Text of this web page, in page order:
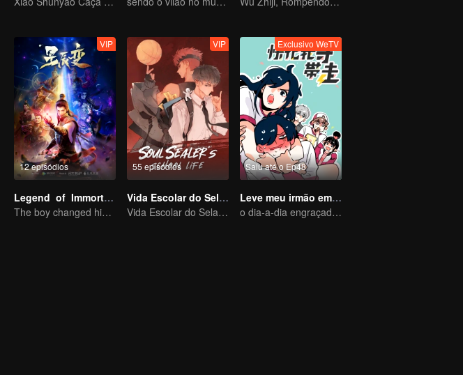
12 episódios
VIP
Legend of Immortals
The boy changed his life into a king
55 episódios
VIP
Vida Escolar do Selador de Almas (Versão Horizontal)
Vida Escolar do Selador de Almas (Versão Horizontal)
Saiu até o Ep48
Exclusivo WeTV
Leve meu irmão embora
o dia-a-dia engraçado de irmão e irmã